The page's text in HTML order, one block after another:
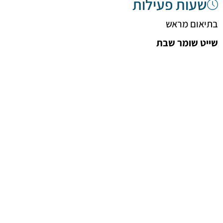
שעות פעילות
בתיאום מראש
שייט שומר שבת